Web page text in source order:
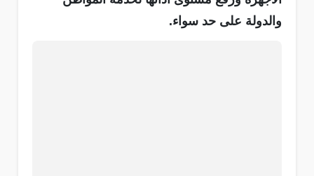
والدولة على حد سواء.